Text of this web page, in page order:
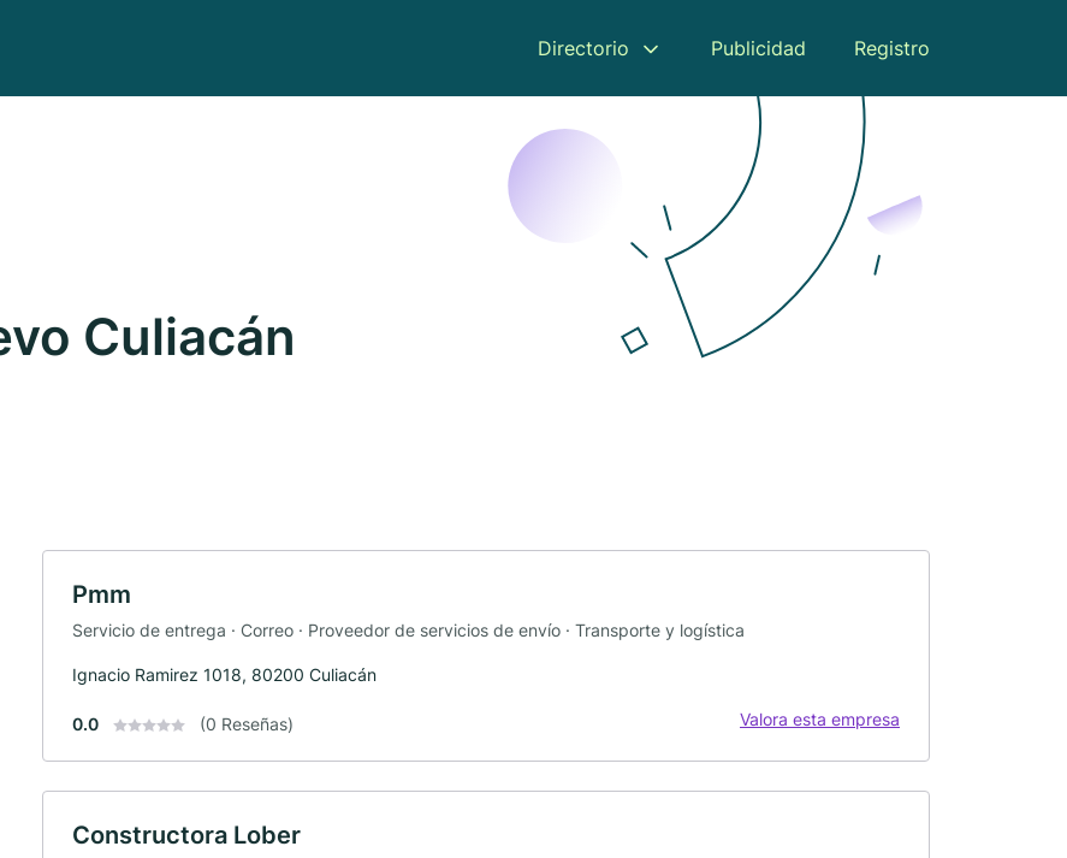
Directorio Publicidad Registro
Culiacán
Pmm
Servicio de entrega · Correo · Proveedor de servicios de envío · Transporte y logística
Ignacio Ramirez 1018, 80200 Culiacán
0.0 (0 Reseñas) Valora esta empresa
Constructora Lober